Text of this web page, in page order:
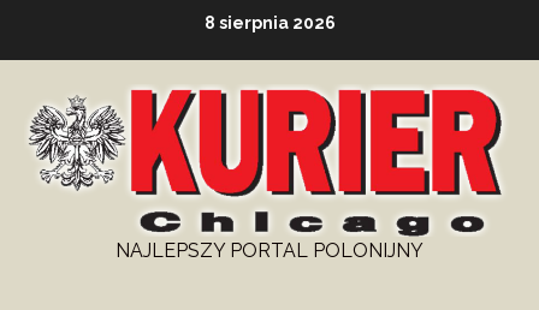
8 sierpnia 2026
NAJLEPSZY PORTAL POLONIJNY